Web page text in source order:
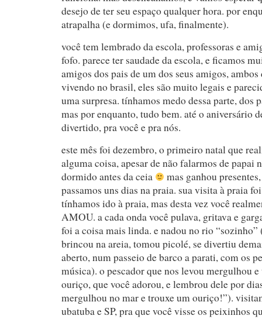
desejo de ter seu espaço qualquer hora. por
atrapalha (e dormimos, ufa, finalmente).
você tem lembrado da escola, professoras e
fofo. parece ter saudade da escola, e ficamos
amigos dos pais de um dos seus amigos,
vivendo no brasil, eles são muito legais e
uma surpresa. tínhamos medo dessa parte, dos
mas por enquanto, tudo bem. até o aniversário
divertido, pra você e pra nós.
este mês foi dezembro, o primeiro natal que
alguma coisa, apesar de não falarmos de papai
dormido antes da ceia
mas ganhou
passamos uns dias na praia. sua visita à praia
tínhamos ido à praia, mas desta vez você
AMOU. a cada onda você pulava, gritava e
foi a coisa mais linda. e nadou no rio “sozinho”
brincou na areia, tomou picolé, se divertiu
aberto, num passeio de barco a parati, com os
música). o pescador que nos levou mergulhou
ouriço, que você adorou, e lembrou dele por
mergulhou no mar e trouxe um ouriço!”).
ubatuba e SP, pra que você visse os peixinhos